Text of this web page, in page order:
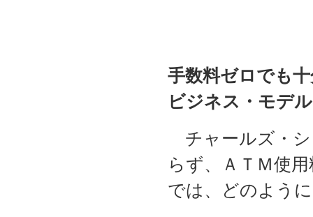
手数料ゼロでも
ビジネス・モデル
チャールズ・
らず、ＡＴＭ使
では、どのよう